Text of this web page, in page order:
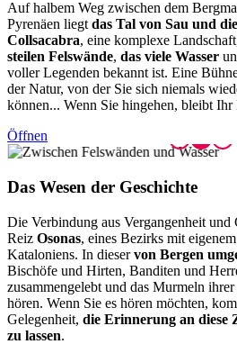
Auf halbem Weg zwischen dem
Pyrenäen liegt das Tal von Sau und
Collsacabra, eine komplexe
steilen Felswände, das viele Wasser
voller Legenden bekannt ist. Eine
der Natur, von der Sie sich niemals
können... Wenn Sie hingehen, bleibt
Öffnen
Das Wesen der Geschichte
Die Verbindung aus Vergangenheit und
Reiz Osonas, eines Bezirks mit
Kataloniens. In dieservon Bergen
Bischöfe und Hirten, Banditen und
zusammengelebt und das Murmeln
hören. Wenn Sie es hören möchten,
Gelegenheit, die Erinnerung an diese
zu lassen.